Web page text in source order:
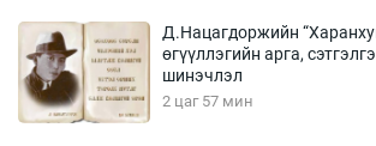
Д.Нацагдоржийн
өгүүллэгийн арга,
шинэчлэл
2 цаг 57 мин